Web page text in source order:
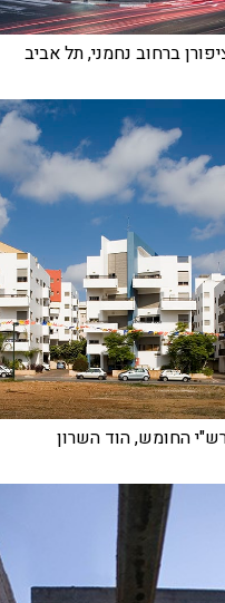
ברחוב נחמני, תל אביב
החומש, הוד השרון